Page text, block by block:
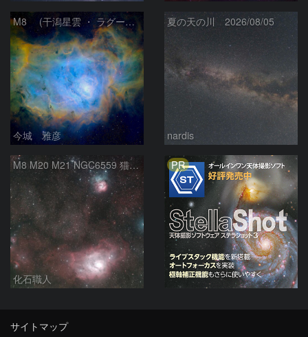
M8 (干潟星雲 ・ ラグーン（Lagoon）星雲)
今城 雅彦
夏の天の川 2026/08/05
nardis
M8 M20 M21 NGC6559 猫の手星雲 いて座
化石職人
PR
サイトマップ